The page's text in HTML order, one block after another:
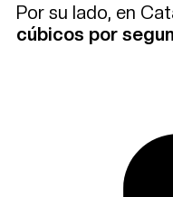
Por su lado, en
cúbicos por